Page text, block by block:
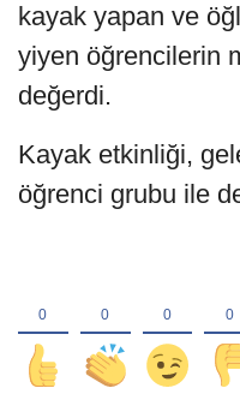
kayak yapan ve
yiyen öğrencilerin
değerdi.
Kayak etkinliği,
öğrenci grubu ile